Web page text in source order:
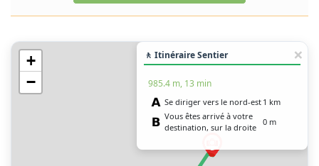
+
−
🚶 Itinéraire Sentier
985.4 m, 13 min
Se diriger vers le nord-est 1 km
Vous êtes arrivé à votre
destination, sur la droite
0 m